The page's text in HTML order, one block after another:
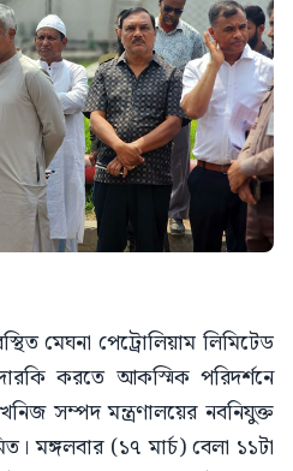
মেঘনা পেট্রোলিয়াম লিমিটেড
করতে আকস্মিক পরিদর্শনে
সম্পদ মন্ত্রণালয়ের নবনিযুক্ত
মঙ্গলবার (১৭ মার্চ) বেলা ১১টা